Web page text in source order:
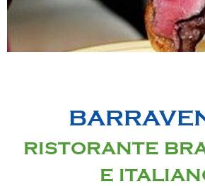
RISTORANTE
E